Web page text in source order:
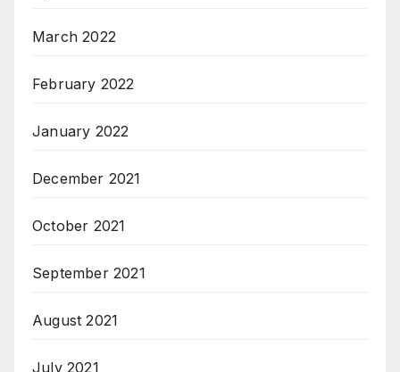
March 2022
February 2022
January 2022
December 2021
October 2021
September 2021
August 2021
July 2021